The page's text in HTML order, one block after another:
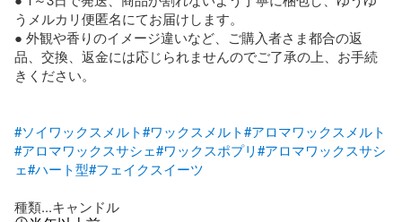
うメルカリ便匿名にてお届けします。
● 外観や香りのイメージ違いなど、ご購入者さま都合の返
品、交換、返金には応じられませんのでご了承の上、お手続
きください。
#ソイワックスメルト#ワックスメルト#アロマワックスメルト
#アロマワックスサシェ#ワックスポプリ#アロマワックスサシ
ェ#ハート型#フェイクスイーツ
種類...キャンドル